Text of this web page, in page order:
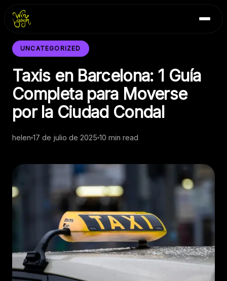
Inicio
Blog
Contacto
UNCATEGORIZED
Taxis en Barcelona: 1 Guía
Completa para Moverse
por la Ciudad Condal
helen 17 de julio de 2025 10 min read